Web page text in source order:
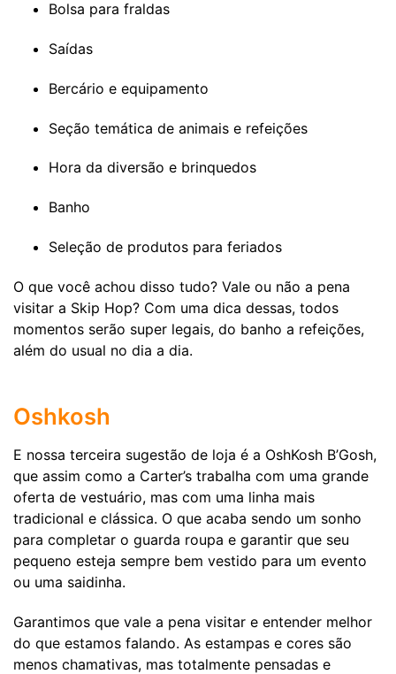
Bolsa para fraldas
Saídas
Bercário e equipamento
Seção temática de animais e refeições
Hora da diversão e brinquedos
Banho
Seleção de produtos para feriados
O que você achou disso tudo? Vale ou não a pena
visitar a Skip Hop? Com uma dica dessas, todos
momentos serão super legais, do banho a refeições,
além do usual no dia a dia.
Oshkosh
E nossa terceira sugestão de loja é a OshKosh B’Gosh,
que assim como a Carter’s trabalha com uma grande
oferta de vestuário, mas com uma linha mais
tradicional e clássica. O que acaba sendo um sonho
para completar o guarda roupa e garantir que seu
pequeno esteja sempre bem vestido para um evento
ou uma saidinha.
Garantimos que vale a pena visitar e entender melhor
do que estamos falando. As estampas e cores são
menos chamativas, mas totalmente pensadas e